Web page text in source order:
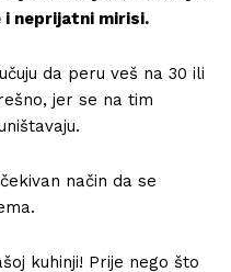
i neprijatni mirisi.
da peru veš na 30 ili
jer se na tim
način da se
kuhinji! Prije nego što